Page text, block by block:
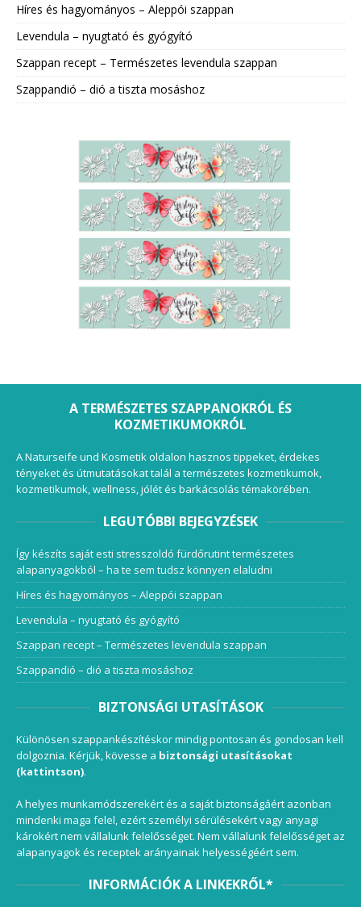
Híres és hagyományos – Aleppói szappan
Levendula – nyugtató és gyógyító
Szappan recept – Természetes levendula szappan
Szappandió – dió a tiszta mosáshoz
A TERMÉSZETES SZAPPANOKRÓL ÉS
KOZMETIKUMOKRÓL
A Naturseife und Kosmetik oldalon hasznos tippeket, érdekes
tényeket és útmutatásokat talál a természetes kozmetikumok,
kozmetikumok, wellness, jólét és barkácsolás témakörében.
LEGUTÓBBI BEJEGYZÉSEK
Így készíts saját esti stresszoldó fürdőrutint természetes
alapanyagokból – ha te sem tudsz könnyen elaludni
Híres és hagyományos – Aleppói szappan
Levendula – nyugtató és gyógyító
Szappan recept – Természetes levendula szappan
Szappandió – dió a tiszta mosáshoz
BIZTONSÁGI UTASÍTÁSOK
Különösen szappankészítéskor mindig pontosan és gondosan kell
dolgoznia. Kérjük, kövesse a biztonsági utasításokat
(kattintson).
A helyes munkamódszerekért és a saját biztonságáért azonban
mindenki maga felel, ezért személyi sérülésekért vagy anyagi
károkért nem vállalunk felelősséget. Nem vállalunk felelősséget az
alapanyagok és receptek arányainak helyességéért sem.
INFORMÁCIÓK A LINKEKRŐL*